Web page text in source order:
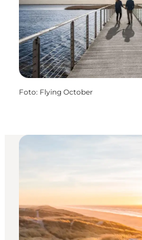
Foto: Flying October